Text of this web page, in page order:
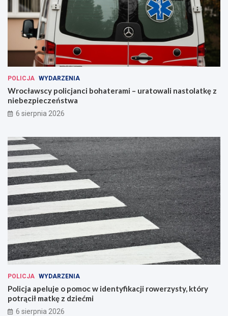
POLICJA WYDARZENIA
Wrocławscy policjanci bohaterami – uratowali nastolatkę z
niebezpieczeństwa
6 sierpnia 2026
POLICJA WYDARZENIA
Policja apeluje o pomoc w identyfikacji rowerzysty, który
potrącił matkę z dziećmi
6 sierpnia 2026